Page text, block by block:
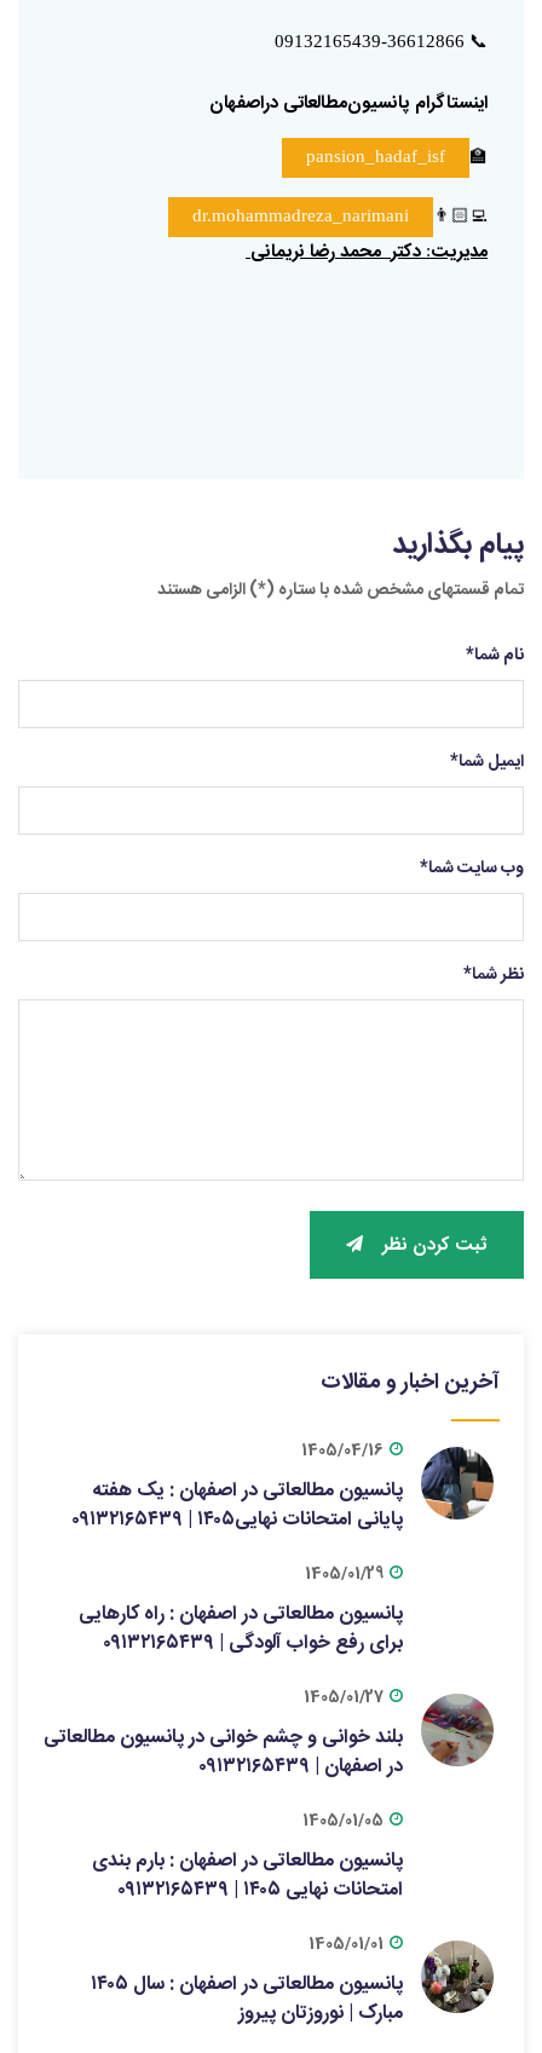
📞
اینستاگرام پانسیون‌مطالعاتی دراصفهان
🏫
pansion_hadaf_isf
👨🏻‍💻
dr.mohammadreza_narimani
مدیریت: دکتر محمدرضانریمانی
پیام بگذارید
تمام قسمتهای مشخص شده با ستاره (*) الزامی هستند
نام شما*
ایمیل شما*
وب سایت شما*
نظر شما*
ثبت کردن نظر
آخرین اخبار و مقالات
1405/04/16
پانسیون مطالعاتی در اصفهان : یک هفته
پایانی امتحانات نهایی۱۴۰۵ | ۰۹۱۳۲۱۶۵۴۳۹
1405/01/29
پانسیون مطالعاتی در اصفهان : راه کارهایی
برای رفع خواب آلودگی | ۰۹۱۳۲۱۶۵۴۳۹
1405/01/27
بلند خوانی و چشم خوانی در پانسیون مطالعاتی
در اصفهان | ۰۹۱۳۲۱۶۵۴۳۹
1405/01/05
پانسیون مطالعاتی در اصفهان : بارم بندی
امتحانات نهایی ۱۴۰۵ | ۰۹۱۳۲۱۶۵۴۳۹
1405/01/01
پانسیون مطالعاتی در اصفهان : سال ۱۴۰۵
مبارک | نوروزتان پیروز